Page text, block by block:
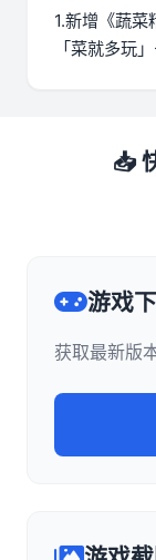
1.新增《蔬
「菜就多玩
📥
游戏
获取最新版